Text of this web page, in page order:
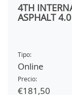
4TH
ASPHALT 4.0
Tipo:
Online
Precio:
€181,50